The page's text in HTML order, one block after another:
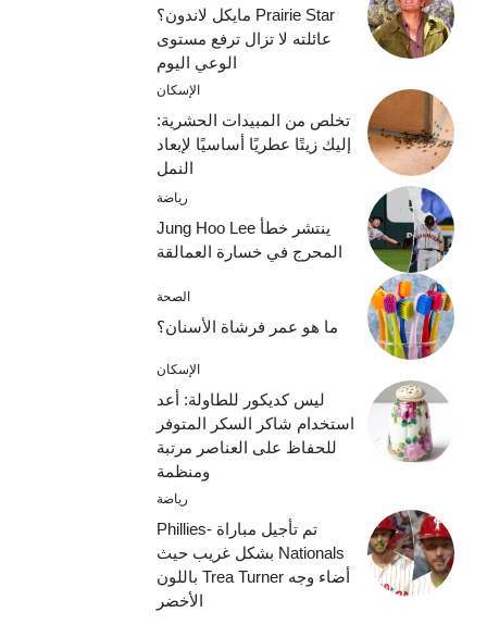
Prairie Star مايكل لاندون؟
عائلته لا تزال ترفع مستوى
الوعي اليوم
الإسكان
تخلص من المبيدات الحشرية:
إليك زيتًا عطريًا أساسيًا لإبعاد
النمل
رياضة
ينتشر خطأ Jung Hoo Lee
المحرج في خسارة العمالقة
الصحة
ما هو عمر فرشاة الأسنان؟
الإسكان
ليس كديكور للطاولة: أعد
استخدام شاكر السكر المتوفر
للحفاظ على العناصر مرتبة
ومنظمة
رياضة
تم تأجيل مباراة Phillies-
Nationals بشكل غريب حيث
أضاء وجه Trea Turner باللون
الأخضر